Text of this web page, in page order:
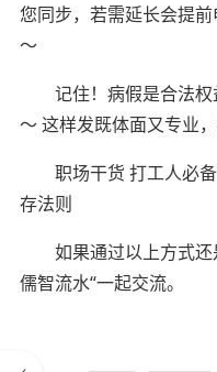
您同步，若需延长会提
～
记住！病假是合法权
～ 这样发既体面又专业，
职场干货 打工人必备
存法则
如果通过以上方式还
儒智流水“一起交流。